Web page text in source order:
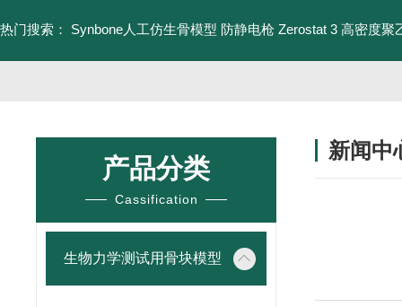
热门搜索： Synbone人工仿生骨模型 防静电枪 Zerostat 3 高密度聚
产品分类
Cassification
生物力学测试用骨块模型
新闻中